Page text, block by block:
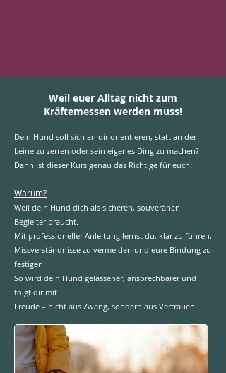
Weil euer Alltag nicht zum
Kräftemessen werden muss!
Dein Hund soll sich an dir orientieren, statt an der
Leine zu zerren oder sein eigenes Ding zu machen?
Dann ist dieser Kurs genau das Richtige für euch!
Warum?
Weil dein Hund dich als sicheren, souveränen
Begleiter braucht.
Mit professioneller Anleitung lernst du, klar zu führen,
Missverständnisse zu vermeiden und eure Bindung zu
festigen.
So wird dein Hund gelassener, ansprechbarer und
folgt dir mit
Freude – nicht aus Zwang, sondern aus Vertrauen.